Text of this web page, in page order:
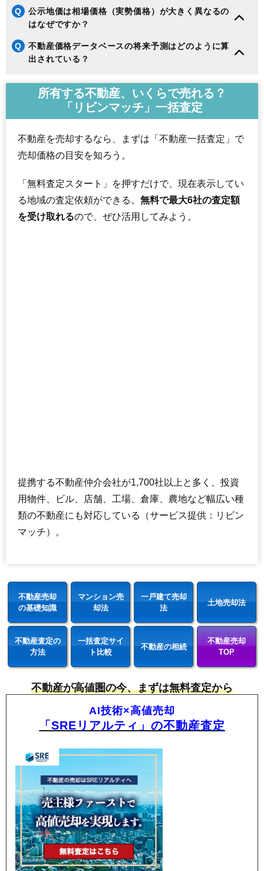
Q
公示地価は相場価格（実勢価格）が大きく異なるの
はなぜですか？
Q
不動産価格データベースの将来予測はどのように算
出されている？
所有する不動産、いくらで売れる？
「リビンマッチ」一括査定
不動産を売却するなら、まずは「不動産一括査定」で
売却価格の目安を知ろう。
「無料査定スタート」を押すだけで、現在表示してい
る地域の査定依頼ができる。 無料で最大6社の査定額
を受け取れるので、ぜひ活用してみよう。
提携する不動産仲介会社が1,700社以上と多く、投資
用物件、ビル、店舗、工場、倉庫、農地など幅広い種
類の不動産にも対応している（サービス提供：リビン
マッチ）。
不動産売却
の基礎知識
マンション売
却法
一戸建て売却
法
土地売却法
不動産査定の
方法
一括査定サイ
ト比較
不動産の相続
不動産売却
TOP
不動産が高値圏の今、まずは無料査定から
AI技術×高値売却
「SREリアルティ」の不動産査定